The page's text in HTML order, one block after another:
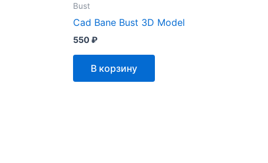
Bust
Cad Bane Bust 3D Model
550₽
В корзину